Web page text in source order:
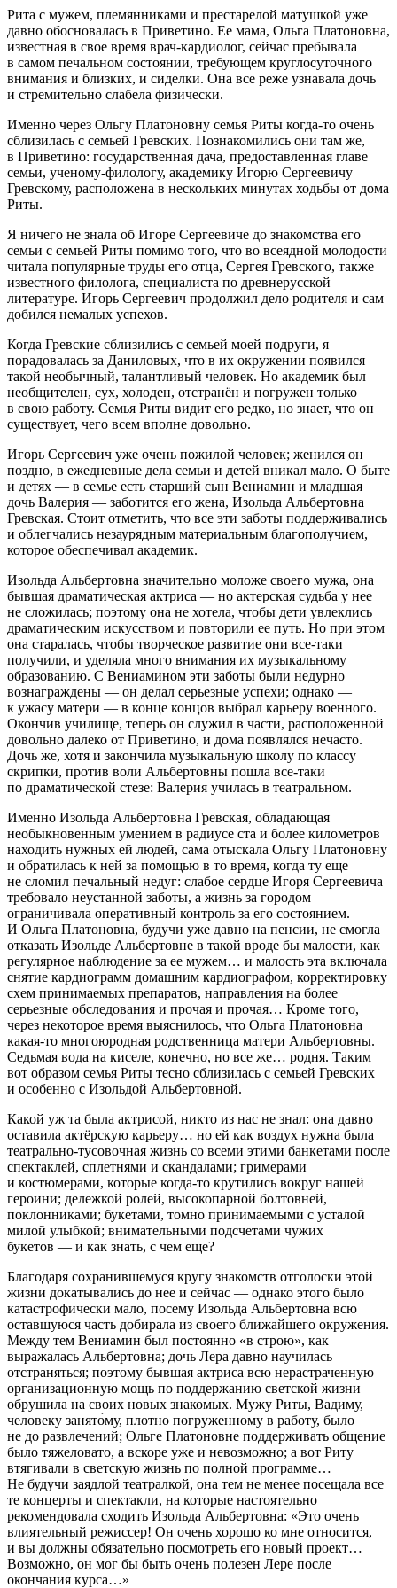
Рита с мужем, племянниками и престарелой матушкой уже
давно обосновалась в Приветино. Ее мама, Ольга Платоновна,
известная в свое время врач-кардиолог, сейчас пребывала
в самом печальном состоянии, требующем круглосуточного
внимания и близких, и сиделки. Она все реже узнавала дочь
и стремительно слабела физически.
Именно через Ольгу Платоновну семья Риты когда-то очень
сблизилась с семьей Гревских. Познакомились они там же,
в Приветино: государственная дача, предоставленная главе
семьи, ученому-филологу, академику Игорю Сергеевичу
Гревскому, расположена в нескольких минутах ходьбы от дома
Риты.
Я ничего не знала об Игоре Сергеевиче до знакомства его
семьи с семьей Риты помимо того, что во всеядной молодости
читала популярные труды его отца, Сергея Гревского, также
известного филолога, специалиста по древнерусской
литературе. Игорь Сергеевич продолжил дело родителя и сам
добился немалых успехов.
Когда Гревские сблизились с семьей моей подруги, я
порадовалась за Даниловых, что в их окружении появился
такой необычный, талантливый человек. Но академик был
необщителен, сух, холоден, отстранён и погружен только
в свою работу. Семья Риты видит его редко, но знает, что он
существует, чего всем вполне довольно.
Игорь Сергеевич уже очень пожилой человек; женился он
поздно, в ежедневные дела семьи и детей вникал мало. О быте
и детях — в семье есть старший сын Вениамин и младшая
дочь Валерия — заботится его жена, Изольда Альбертовна
Гревская. Стоит отметить, что все эти заботы поддерживались
и облегчались незаурядным материальным благополучием,
которое обеспечивал академик.
Изольда Альбертовна значительно моложе своего мужа, она
бывшая драматическая актриса — но актерская судьба у нее
не сложилась; поэтому она не хотела, чтобы дети увлеклись
драматическим искусством и повторили ее путь. Но при этом
она старалась, чтобы творческое развитие они все-таки
получили, и уделяла много внимания их музыкальному
образованию. С Вениамином эти заботы были недурно
вознаграждены — он делал серьезные успехи; однако —
к ужасу матери — в конце концов выбрал карьеру военного.
Окончив училище, теперь он служил в части, расположенной
довольно далеко от Приветино, и дома появлялся нечасто.
Дочь же, хотя и закончила музыкальную школу по классу
скрипки, против воли Альбертовны пошла все-таки
по драматической стезе: Валерия училась в театральном.
Именно Изольда Альбертовна Гревская, обладающая
необыкновенным умением в радиусе ста и более километров
находить нужных ей людей, сама отыскала Ольгу Платоновну
и обратилась к ней за помощью в то время, когда ту еще
не сломил печальный недуг: слабое сердце Игоря Сергеевича
требовало неустанной заботы, а жизнь за городом
ограничивала оперативный контроль за его состоянием.
И Ольга Платоновна, будучи уже давно на пенсии, не cмогла
отказать Изольде Альбертовне в такой вроде бы малости, как
регулярное наблюдение за ее мужем… и малость эта включала
снятие кардиограмм домашним кардиографом, корректировку
схем принимаемых препаратов, направления на более
серьезные обследования и прочая и прочая… Кроме того,
через некоторое время выяснилось, что Ольга Платоновна
какая-то многоюродная родственница матери Альбертовны.
Седьмая вода на киселе, конечно, но все же… родня. Таким
вот образом семья Риты тесно сблизилась с семьей Гревских
и особенно с Изольдой Альбертовной.
Какой уж та была актрисой, никто из нас не знал: она давно
оставила актёрскую карьеру… но ей как воздух нужна была
театрально-тусовочная жизнь со всеми этими банкетами после
спектаклей, сплетнями и скандалами; гримерами
и костюмерами, которые когда-то крутились вокруг нашей
героини; дележкой ролей, высокопарной болтовней,
поклонниками; букетами, томно принимаемыми с усталой
милой улыбкой; внимательными подсчетами чужих
букетов — и как знать, с чем еще?
Благодаря сохранившемуся кругу знакомств отголоски этой
жизни докатывались до нее и сейчас — однако этого было
катастрофически мало, посему Изольда Альбертовна всю
оставшуюся часть добирала из своего ближайшего окружения.
Между тем Вениамин был постоянно «в строю», как
выражалась Альбертовна; дочь Лера давно научилась
отстраняться; поэтому бывшая актриса всю нерастраченную
организационную мощь по поддержанию светской жизни
обрушила на своих новых знакомых. Мужу Риты, Вадиму,
человеку занято́му, плотно погруженному в работу, было
не до развлечений; Ольге Платоновне поддерживать общение
было тяжеловато, а вскоре уже и невозможно; а вот Риту
втягивали в светскую жизнь по полной программе…
Не будучи заядлой театралкой, она тем не менее посещала все
те концерты и спектакли, на которые настоятельно
рекомендовала сходить Изольда Альбертовна: «Это очень
влиятельный режиссер! Он очень хорошо ко мне относится,
и вы должны обязательно посмотреть его новый проект…
Возможно, он мог бы быть очень полезен Лере после
окончания курса…»